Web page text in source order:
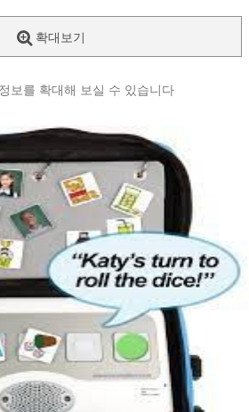
확대보기
보를 확대해 보실 수 있습니다